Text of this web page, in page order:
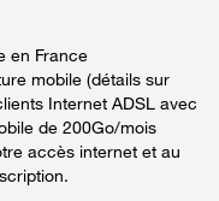
en France
mobile (détails sur
Internet ADSL avec
de 200Go/mois
accès internet et au